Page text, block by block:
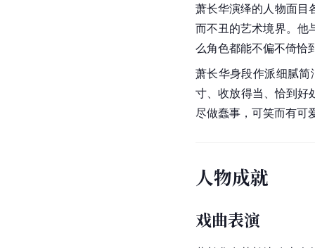
萧长华演绎的人物面目
而不丑的艺术境界。他
么角色都能不偏不倚恰
萧长华身段作派细腻
寸、收放得当、恰到好
尽做蠢事，可笑而有可
人物成就
戏曲表演